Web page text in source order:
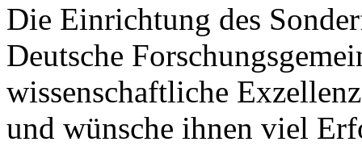
Die Einrichtung des
Deutsche
wissenschaftliche
und wünsche ihnen viel